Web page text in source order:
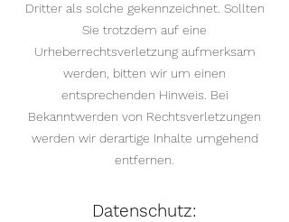
Dritter als solche gekennzeichnet. Sollten
Sie trotzdem auf eine
Urheberrechtsverletzung aufmerksam
werden, bitten wir um einen
entsprechenden Hinweis. Bei
Bekanntwerden von Rechtsverletzungen
werden wir derartige Inhalte umgehend
entfernen.
Datenschutz: